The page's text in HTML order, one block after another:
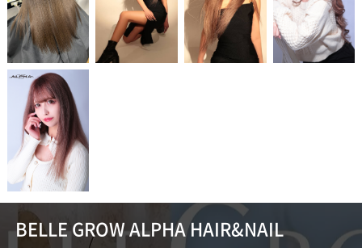
BELLE GROW ALPHA HAIR&NAIL